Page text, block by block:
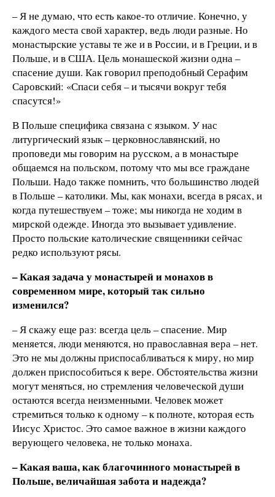
– Я не думаю, что есть какое-то отличие. Конечно, у
каждого места свой характер, ведь люди разные. Hо
монастырские уставы те же и в России, и в Греции, и в
Польше, и в США. Цель монашеской жизни одна –
спасение души. Как говорил преподобный Серафим
Саровский: «Спаси себя – и тысячи вокруг тебя
спасутся!»
В Польше специфика связана с языком. У нас
литургический язык – церковнослaвянский, но
проповеди мы говорим на русском, а в монастыре
общаемся на польском, потому что мы все граждане
Польши. Надо также помнить, что большинство людей
в Польше – католики. Мы, как монахи, всегда в рясах, и
когда путешествуем – тоже; мы никогда не ходим в
мирской одежде. Иногда это вызывает удивление.
Просто польские католические священники сейчас
редко используют рясы.
– Какая задача у монастырей и монахов в
современном мире, который так сильно
изменился?
– Я скажу еще раз: всегда цель – спасение. Мир
меняется, люди меняются, но православная вера – нет.
Это не мы должны приспосабливаться к миру, нo мир
должен приспособиться к вере. Обстоятельства жизни
могут меняться, но стремления человеческой души
остаются всегда неизменными. Человек может
стремиться только к одному – к полноте, которая есть
Иисус Христос. Это самое важное в жизни каждого
верующего человека, не только монаха.
– Какая ваша, как благочинного монастырей в
Польше, величайшая забота и надежда?